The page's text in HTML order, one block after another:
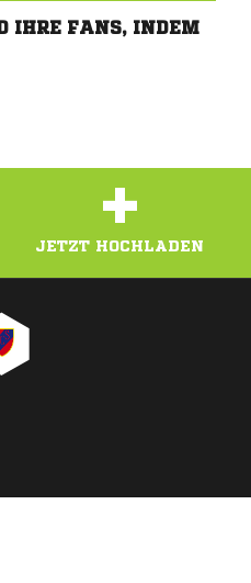
IHRE FANS, INDEM
+
JETZT HOCHLADEN